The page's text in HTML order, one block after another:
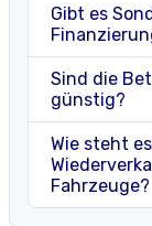
Gibt es
Sind die
günstig?
Wie steht
Fahrzeuge?